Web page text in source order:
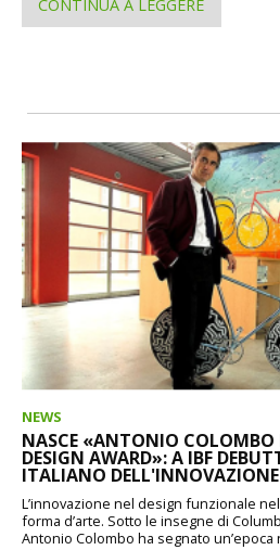
CONTINUA A LEGGERE
NEWS
NASCE «ANTONIO
DESIGN AWARD»: A IBF
ITALIANO
L’innovazione nel design funzionale
forma d’arte. Sotto le insegne di
Antonio Colombo ha segnato un’epoca